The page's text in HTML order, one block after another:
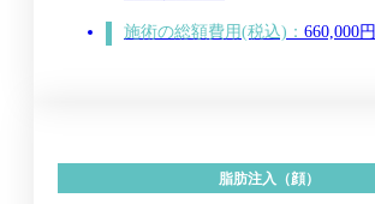
施術の総額費用(税込)： 660,000円
脂肪注入（顔）